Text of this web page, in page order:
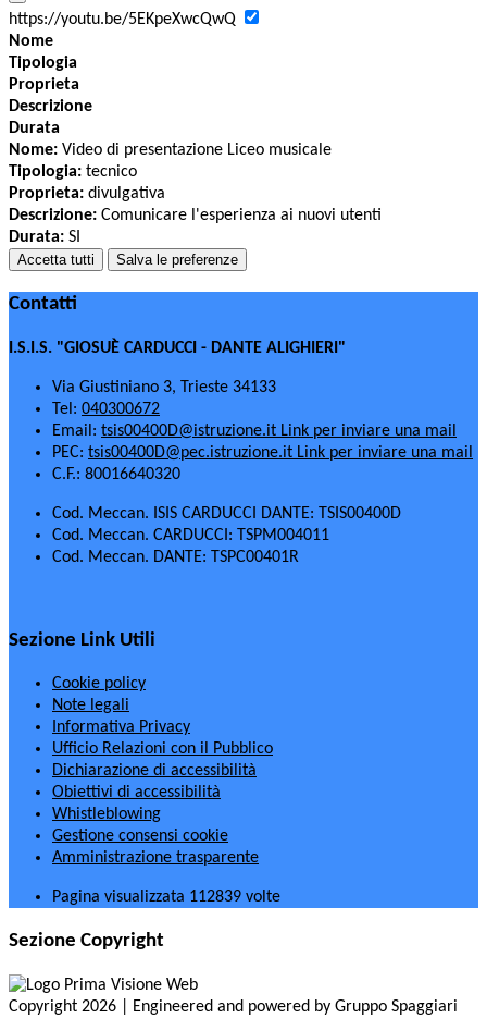
https://youtu.be/5EKpeXwcQwQ
Nome
Tipologia
Proprieta
Descrizione
Durata
Nome: Video di presentazione Liceo musicale
Tipologia: tecnico
Proprieta: divulgativa
Descrizione: Comunicare l'esperienza ai nuovi utenti
Durata: SI
Accetta tutti Salva le preferenze
Contatti
I.S.I.S. "GIOSUÈ CARDUCCI - DANTE ALIGHIERI"
Via Giustiniano 3, Trieste 34133
Tel: 040300672
Email: tsis00400D@istruzione.it Link per inviare una mail
PEC: tsis00400D@pec.istruzione.it Link per inviare una mail
C.F.: 80016640320
Cod. Meccan. ISIS CARDUCCI DANTE: TSIS00400D
Cod. Meccan. CARDUCCI: TSPM004011
Cod. Meccan. DANTE: TSPC00401R
Sezione Link Utili
Cookie policy
Note legali
Informativa Privacy
Ufficio Relazioni con il Pubblico
Dichiarazione di accessibilità
Obiettivi di accessibilità
Whistleblowing
Gestione consensi cookie
Amministrazione trasparente
Pagina visualizzata 112839 volte
Sezione Copyright
Copyright 2026 | Engineered and powered by Gruppo Spaggiari